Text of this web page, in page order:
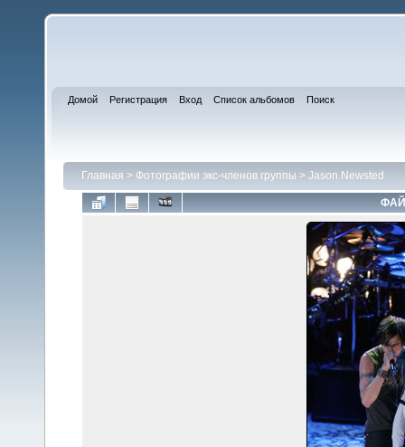
Домой Регистрация Вход Список альбомов Поиск
Главная > Фотографии экс-членов группы > Jason Newsted